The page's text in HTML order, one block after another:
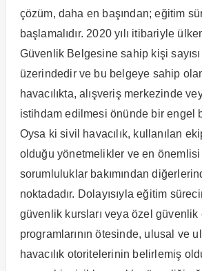
çözüm, daha en başından; eğitim
başlamalıdır. 2020 yılı itibariyle
Güvenlik Belgesine sahip kişi
üzerindedir ve bu belgeye sahip
havacılıkta, alışveriş merkezinde
istihdam edilmesi önünde bir engel
Oysa ki sivil havacılık, kullanılan
olduğu yönetmelikler ve en önemlisi
sorumluluklar bakımından
noktadadır. Dolayısıyla eğitim
güvenlik kursları veya özel
programlarının ötesinde, ulusal ve
havacılık otoritelerinin belirlemiş